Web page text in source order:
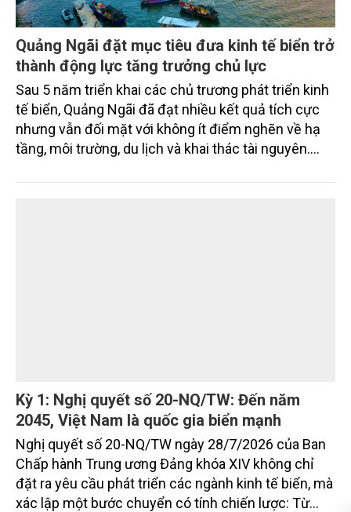
Quảng Ngãi đặt mục tiêu đưa kinh tế biển trở
thành động lực tăng trưởng chủ lực
Sau 5 năm triển khai các chủ trương phát triển kinh
tế biển, Quảng Ngãi đã đạt nhiều kết quả tích cực
nhưng vẫn đối mặt với không ít điểm nghẽn về hạ
tầng, môi trường, du lịch và khai thác tài nguyên.
Kỳ 1: Nghị quyết số 20-NQ/TW: Đến năm
2045, Việt Nam là quốc gia biển mạnh